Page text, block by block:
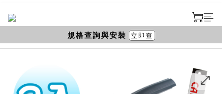
規格查詢與安裝 立即查